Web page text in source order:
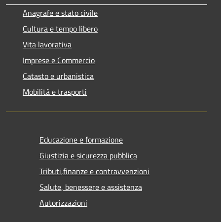
Anagrafe e stato civile
Cultura e tempo libero
Vita lavorativa
Imprese e Commercio
Catasto e urbanistica
Mobilità e trasporti
Educazione e formazione
Giustizia e sicurezza pubblica
Tributi,finanze e contravvenzioni
Salute, benessere e assistenza
Autorizzazioni